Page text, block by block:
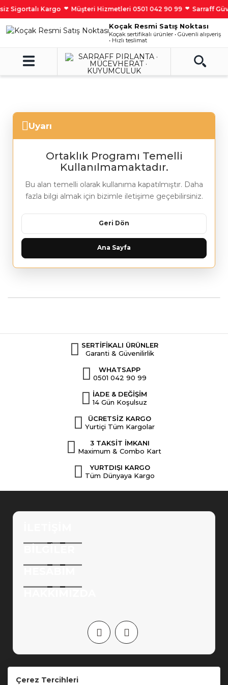
Sigortalı Kargo ❤︎ Müşteri Hizmetleri 0501 042 90 99 ❤︎ Sarraff
Koçak Resmi Satış Noktası
Koçak sertifikalı ürünler • Güvenli alışveriş
• Hızlı teslimat
Uyarı
Ortaklık Programı Temelli
Kullanılmamaktadır.
Bu alan temelli olarak kullanıma kapatılmıştır. Daha
fazla bilgi almak için bizimle iletişime geçebilirsiniz.
Geri Dön
Ana Sayfa
SERTİFİKALI ÜRÜNLER
Garanti & Güvenilirlik
WHATSAPP
0501 042 90 99
İADE & DEĞİŞİM
14 Gün Koşulsuz
ÜCRETSİZ KARGO
Yurtiçi Tüm Kargolar
3 TAKSİT İMKANI
Maximum & Combo Kart
YURTDIŞI KARGO
Tüm Dünyaya Kargo
Ortaklık Programı Hediye Çeki Markalar
Site
Çerez Tercihleri